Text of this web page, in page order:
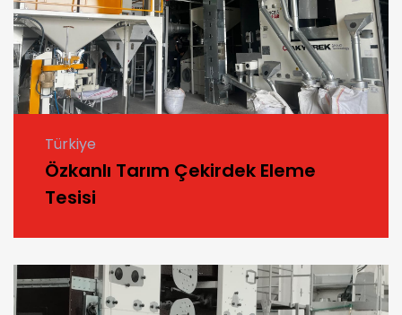
Türkiye
Özkanlı Tarım Çekirdek Eleme
Tesisi